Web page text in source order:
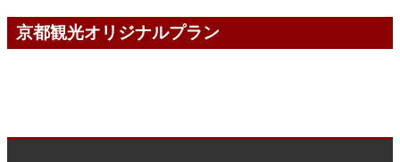
京都観光オリジナルプラン